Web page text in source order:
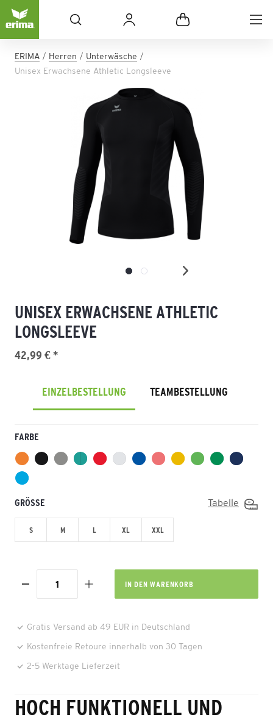
ERIMA Herren
Unterwäsche
Unisex Erwachsene Athletic Longsleeve
UNISEX ERWACHSENE ATHLETIC
LONGSLEEVE
42,99 € *
EINZELBESTELLUNG TEAMBESTELLUNG
FARBE
GRÖSSE Tabelle
S M L XL XXL
IN DEN WARENKORB
Gratis Versand ab 49 EUR in Deutschland
Kostenfreie Retoure innerhalb von 30 Tagen
2-5 Werktage Lieferzeit
HOCH FUNKTIONELL UND